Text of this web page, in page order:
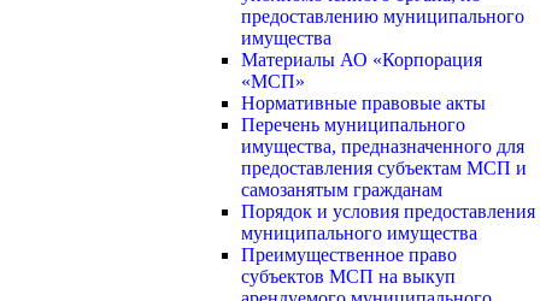
предоставлению муниципального
имущества
Материалы АО «Корпорация
«МСП»
Нормативные правовые акты
Перечень муниципального
имущества, предназначенного для
предоставления субъектам МСП и
самозанятым гражданам
Порядок и условия предоставления
муниципального имущества
Преимущественное право
субъектов МСП на выкуп